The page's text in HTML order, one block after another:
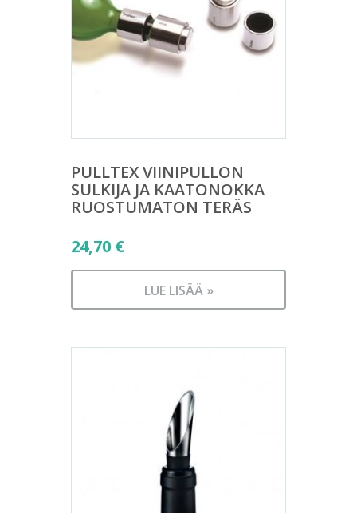
PULLTEX VIINIPULLON
SULKIJA JA KAATONOKKA
RUOSTUMATON TERÄS
24,70 €
LUE LISÄÄ »